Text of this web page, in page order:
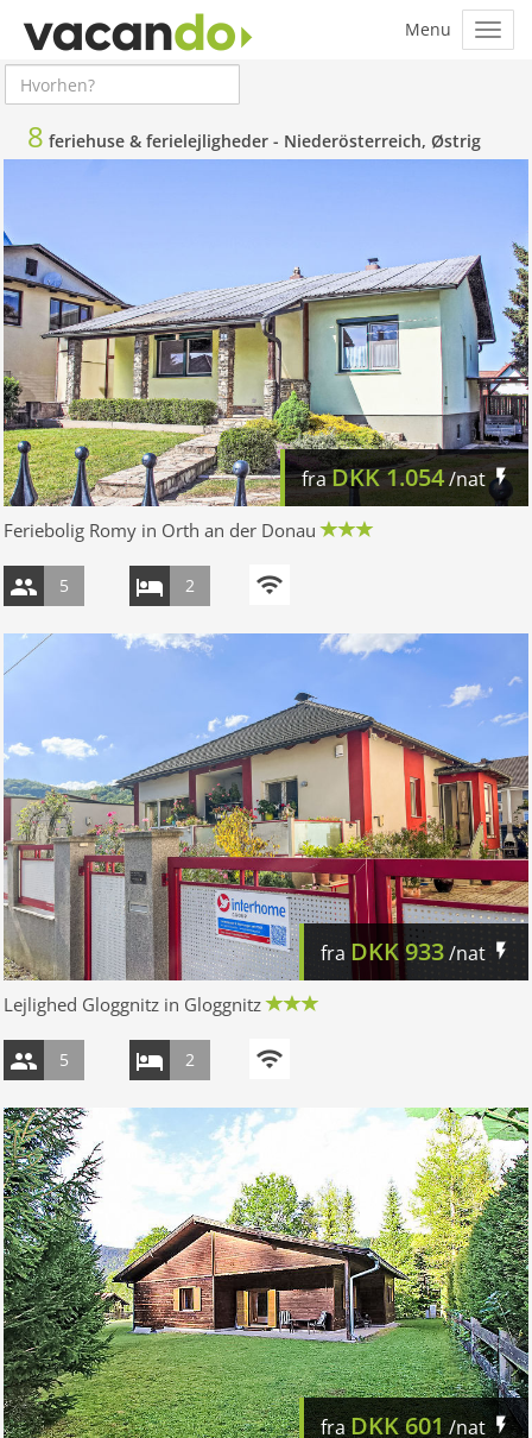
8 feriehuse & ferielejligheder - Niederösterreich, Østrig
fraDKK1.054/nat
Feriebolig Romy in Orth an der Donau
5 2
fraDKK933/nat
Lejlighed Gloggnitz in Gloggnitz
5 2
fraDKK601/nat